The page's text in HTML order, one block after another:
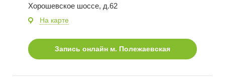
Хорошевское шоссе, д.62
На карте
Запись онлайн м. Полежаевская